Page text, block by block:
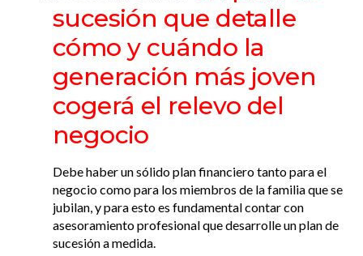
sucesión que detalle
cómo y cuándo la
generación más joven
cogerá el relevo del
negocio
Debe haber un sólido plan financiero tanto para el
negocio como para los miembros de la familia que se
jubilan, y para esto es fundamental contar con
asesoramiento profesional que desarrolle un plan de
sucesión a medida.